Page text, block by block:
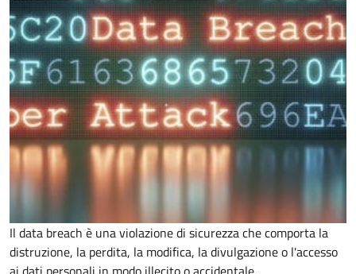
Il data breach è una violazione di sicurezza che comporta la
distruzione, la perdita, la modifica, la divulgazione o l'accesso